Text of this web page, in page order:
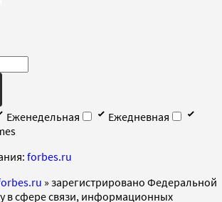
Еженедельная
Ежедневная
forbes.ru
» зарегистрировано Федеральной
в сфере связи, информационных